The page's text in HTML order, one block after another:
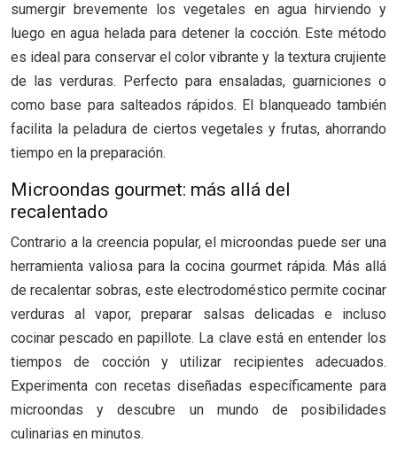
sumergir brevemente los vegetales en agua hirviendo y
luego en agua helada para detener la cocción. Este método
es ideal para conservar el color vibrante y la textura crujiente
de las verduras. Perfecto para ensaladas, guarniciones o
como base para salteados rápidos. El blanqueado también
facilita la peladura de ciertos vegetales y frutas, ahorrando
tiempo en la preparación.
Microondas gourmet: más allá del
recalentado
Contrario a la creencia popular, el microondas puede ser una
herramienta valiosa para la cocina gourmet rápida. Más allá
de recalentar sobras, este electrodoméstico permite cocinar
verduras al vapor, preparar salsas delicadas e incluso
cocinar pescado en papillote. La clave está en entender los
tiempos de cocción y utilizar recipientes adecuados.
Experimenta con recetas diseñadas específicamente para
microondas y descubre un mundo de posibilidades
culinarias en minutos.